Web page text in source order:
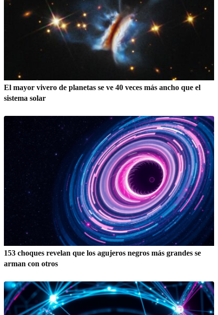
El mayor vivero de planetas se ve 40 veces más ancho que el
sistema solar
153 choques revelan que los agujeros negros más grandes se
arman con otros